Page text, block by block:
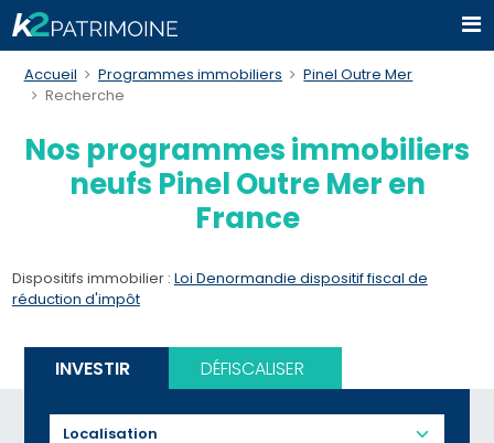
Accueil Programmes immobiliers
Pinel Outre Mer
Recherche
Nos programmes immobiliers
neufs Pinel Outre Mer en
France
Dispositifs immobilier : Loi Denormandie dispositif fiscal de
réduction d'impôt
INVESTIR DÉFISCALISER